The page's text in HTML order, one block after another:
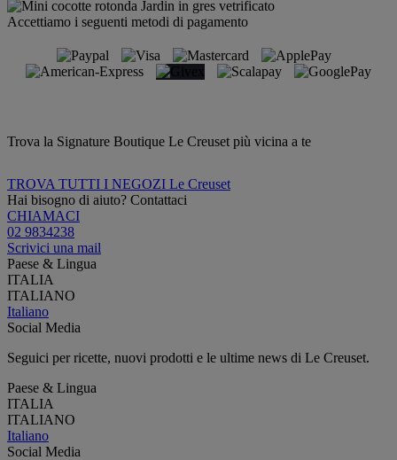
Accettiamo i seguenti metodi di pagamento
Trova la Signature Boutique Le Creuset più vicina a te
TROVA TUTTI I NEGOZI Le Creuset
Hai bisogno di aiuto? Contattaci
CHIAMACI
02 9834238
Scrivici una mail
Paese & Lingua
ITALIA
ITALIANO
Italiano
Social Media
Seguici per ricette, nuovi prodotti e le ultime news di Le Creuset.
Paese & Lingua
ITALIA
ITALIANO
Italiano
Social Media